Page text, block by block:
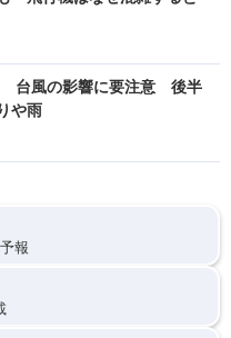
台風の影響に要注意 後半
や雨
報